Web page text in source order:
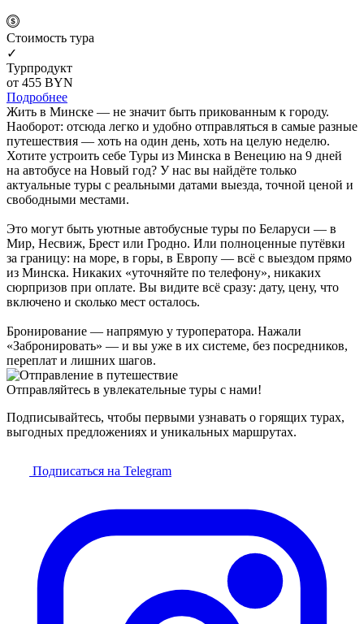
Cтоимость тура
✓
Турпродукт
от 455 BYN
Подробнее
Жить в Минске — не значит быть прикованным к городу.
Наоборот: отсюда легко и удобно отправляться в самые разные
путешествия — хоть на один день, хоть на целую неделю.
Хотите устроить себе Туры из Минска в Венецию на 9 дней
на автобусе на Новый год? У нас вы найдёте только
актуальные туры с реальными датами выезда, точной ценой и
свободными местами.
Это могут быть уютные автобусные туры по Беларуси — в
Мир, Несвиж, Брест или Гродно. Или полноценные путёвки
за границу: на море, в горы, в Европу — всё с выездом прямо
из Минска. Никаких «уточняйте по телефону», никаких
сюрпризов при оплате. Вы видите всё сразу: дату, цену, что
включено и сколько мест осталось.
Бронирование — напрямую у туроператора. Нажали
«Забронировать» — и вы уже в их системе, без посредников,
переплат и лишних шагов.
Отправляйтесь в увлекательные туры с нами!
Подписывайтесь, чтобы первыми узнавать о горящих турах,
выгодных предложениях и уникальных маршрутах.
Подписаться на Telegram